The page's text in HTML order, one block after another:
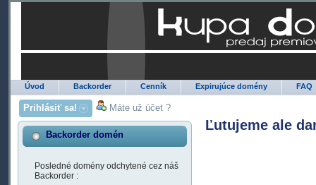
Úvod Backorder Cenník Expirujúce domény FAQ
Prihlásiť sa! Máte už účet ?
Backorder domén
Posledné domény odchytené cez náš
Backorder :
Ľutujeme ale